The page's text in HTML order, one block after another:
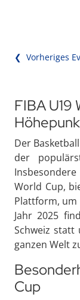
❮ Vorheriges
FIBA U19
Der
der
World Cup,
Plattform, um
Jahr 2025
Schweiz statt
ganzen Welt
Cup